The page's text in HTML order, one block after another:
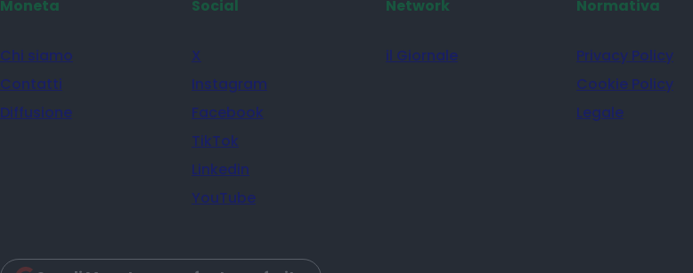
Moneta Social
X
Instagram
Facebook
Normativa